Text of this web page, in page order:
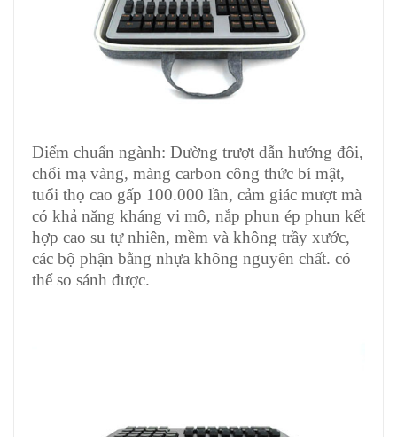
Điểm chuẩn ngành: Đường trượt dẫn hướng đôi,
chổi mạ vàng, màng carbon công thức bí mật,
tuổi thọ cao gấp 100.000 lần, cảm giác mượt mà
có khả năng kháng vi mô, nắp phun ép phun kết
hợp cao su tự nhiên, mềm và không trầy xước,
các bộ phận bằng nhựa không nguyên chất. có
thể so sánh được.